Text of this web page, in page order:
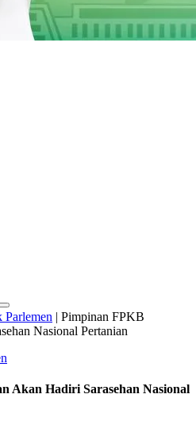
Parlemen | Pimpinan FPKB
Nasional Pertanian
Akan Hadiri Sarasehan Nasional